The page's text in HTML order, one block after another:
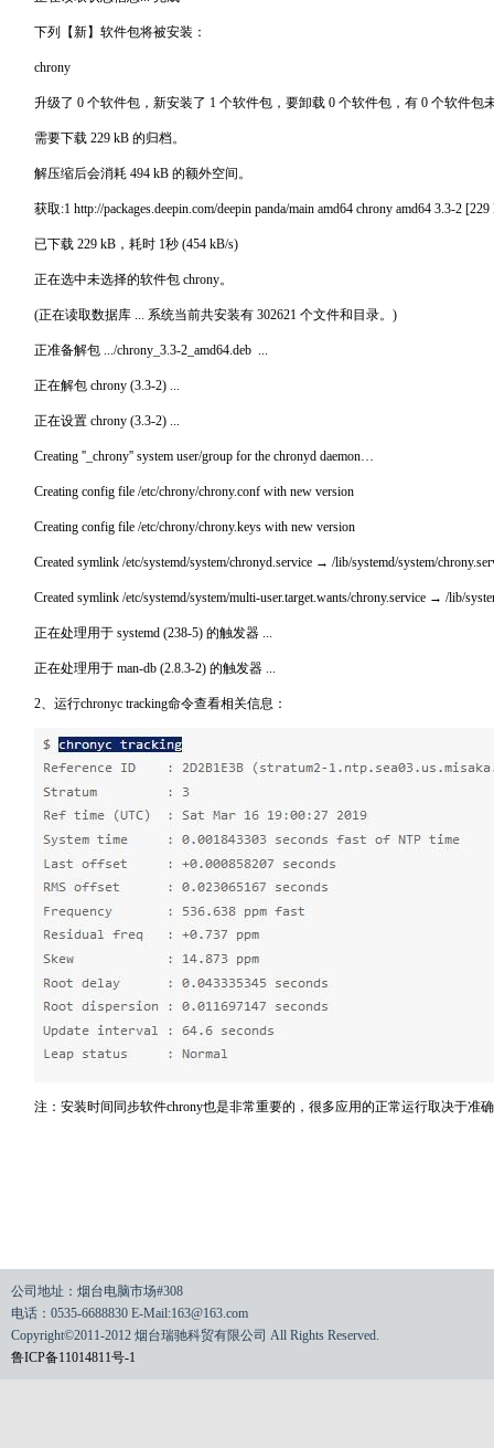
下列【新】软件包将被安装：
chrony
升级了 0 个软件包，新安装了 1 个软件包，要卸载 0 个软件包，有 0 个软件包
需要下载 229 kB 的归档。
解压缩后会消耗 494 kB 的额外空间。
获取:1 http://packages.deepin.com/deepin panda/main amd64 chrony amd64 3.3-2
已下载 229 kB，耗时 1秒 (454 kB/s)
正在选中未选择的软件包 chrony。
(正在读取数据库 ... 系统当前共安装有 302621 个文件和目录。)
正准备解包 .../chrony_3.3-2_amd64.deb ...
正在解包 chrony (3.3-2) ...
正在设置 chrony (3.3-2) ...
Creating ''_chrony'' system user/group for the chronyd daemon…
Creating config file /etc/chrony/chrony.conf with new version
Creating config file /etc/chrony/chrony.keys with new version
Created symlink /etc/systemd/system/chronyd.service → /lib/systemd/system/
Created symlink /etc/systemd/system/multi-user.target.wants/chrony.service → /lib/
正在处理用于 systemd (238-5) 的触发器 ...
正在处理用于 man-db (2.8.3-2) 的触发器 ...
2、运行chronyc tracking命令查看相关信息：
注：安装时间同步软件chrony也是非常重要的，很多应用的正常运行取决于准
公司地址：烟台电脑市场#308
电话：0535-6688830 E-Mail:163@163.com
Copyright©2011-2012 烟台瑞驰科贸有限公司 All Rights Reserved.
鲁ICP备11014811号-1